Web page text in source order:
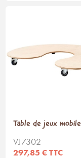
Table de jeux mobile
VJ7302
297,85 € TTC